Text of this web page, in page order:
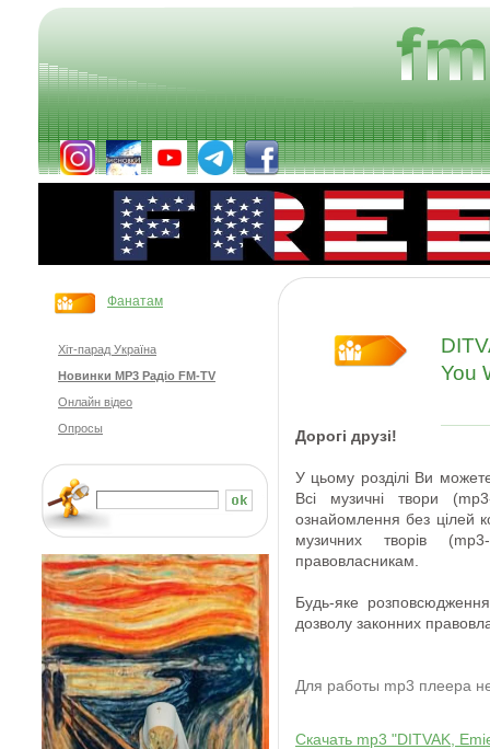
Фанатам
Хіт-парад Україна
Новинки MP3 Радіо FM-TV
Онлайн відео
Опросы
You
Дорогі друзі!
У цьому розділі Ви
Всі
музичні твори (mp3
ознайомлення без цілей
музичних творів
(mp3-
правовласникам
Будь-яке розповсюдження
дозволу законних
Для работы mp3 плеера
Скачать mp3 "DITVAK,